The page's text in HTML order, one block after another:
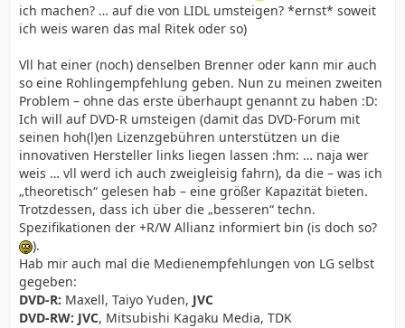
ich machen? … auf die von LIDL umsteigen? *ernst* soweit
ich weis waren das mal Ritek oder so)
Vll hat einer (noch) denselben Brenner oder kann mir auch
so eine Rohlingempfehlung geben. Nun zu meinen zweiten
Problem – ohne das erste überhaupt genannt zu haben :D:
Ich will auf DVD-R umsteigen (damit das DVD-Forum mit
seinen hoh(l)en Lizenzgebühren unterstützen un die
innovativen Hersteller links liegen lassen :hm: … naja wer
weis … vll werd ich auch zweigleisig fahrn), da die – was ich
„theoretisch“ gelesen hab – eine größer Kapazität bieten.
Trotzdessen, dass ich über die „besseren“ techn.
Spezifikationen der +R/W Allianz informiert bin (is doch so?
).
Hab mir auch mal die Medienempfehlungen von LG selbst
gegeben:
DVD-R: Maxell, Taiyo Yuden, JVC
DVD-RW: JVC, Mitsubishi Kagaku Media, TDK